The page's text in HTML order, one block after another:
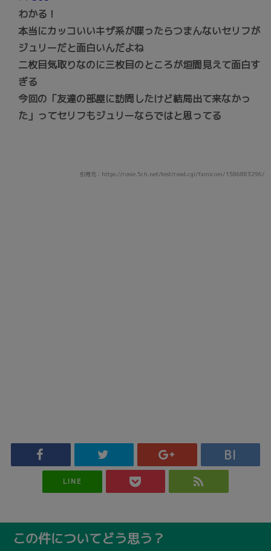
わかる！
本当にカッコいいキザ系が喋ったらつまんないセリフが
ジュリーだと面白いんだよね
二枚目気取りなのに三枚目のところが垣間見えて面白す
ぎる
今回の「友達の部屋に訪問したけど結局出て来なかっ
た」ってセリフもジュリーならではと思ってる
引用元：https://rosie.5ch.net/test/read.cgi/famicom/1586883296/
LINE
この件についてどう思う？